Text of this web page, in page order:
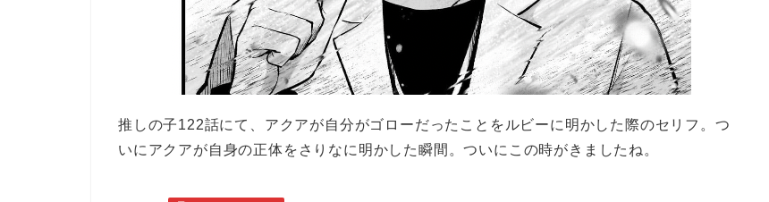
推しの子122話にて、アクアが自分がゴローだったことをルビーに明かした際のセリフ。つ
いにアクアが自身の正体をさりなに明かした瞬間。ついにこの時がきましたね。